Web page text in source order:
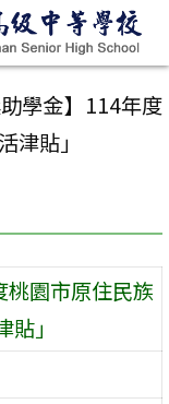
助學金】114年度
津貼」
桃園市原住民族
」